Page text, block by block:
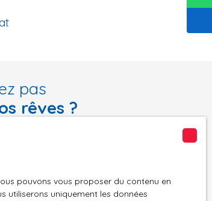
pas
rêves ?
Trélévern (22660)
Localisation
pouvons vous proposer du contenu en
utiliserons uniquement les données